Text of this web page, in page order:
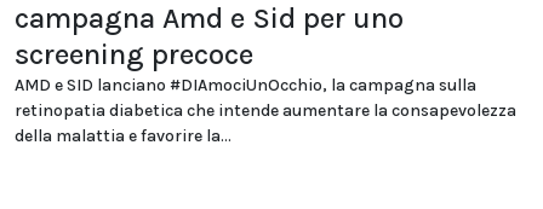
campagna Amd e Sid per uno
screening precoce
AMD e SID lanciano #DIAmociUnOcchio, la campagna sulla
retinopatia diabetica che intende aumentare la consapevolezza
della malattia e favorire la...